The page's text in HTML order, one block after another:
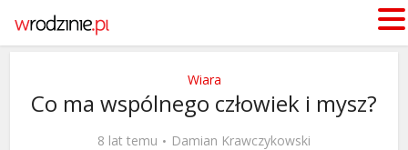
Wiara
Co ma wspólnego człowiek i mysz?
8 lat temu Damian Krawczykowski